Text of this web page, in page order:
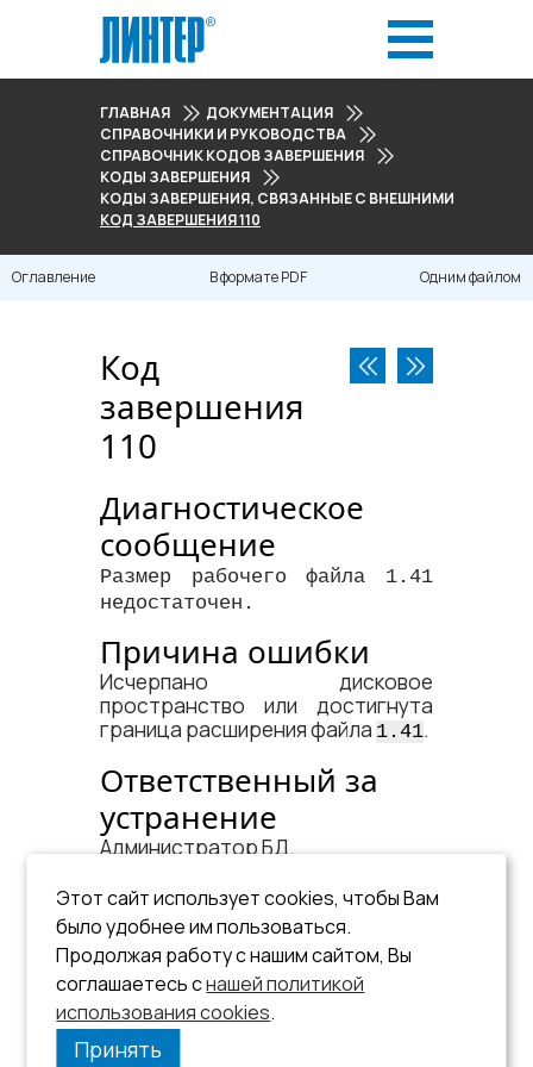
ГЛАВНАЯ
ДОКУМЕНТАЦИЯ
СПРАВОЧНИКИ И РУКОВОДСТВА
СПРАВОЧНИК КОДОВ ЗАВЕРШЕНИЯ
КОДЫ ЗАВЕРШЕНИЯ
КОДЫ ЗАВЕРШЕНИЯ, СВЯЗАННЫЕ С ВНЕШНИМИ
КОД ЗАВЕРШЕНИЯ 110
Оглавление В формате PDF Одним файлом
Код
завершения
110
Диагностическое
сообщение
Размер рабочего файла 1.41
недостаточен.
Причина ошибки
Исчерпано дисковое
пространство или достигнута
граница расширения файла 1.41.
Ответственный за
устранение
Администратор БД.
Рекомендации по
устранению
Проверить наличие свободного
места на диске, где размещен
файл1.41.
Этот сайт использует cookies, чтобы Вам
было удобнее им пользоваться.
Продолжая работу с нашим сайтом, Вы
соглашаетесь снашей политикой
использования cookies.
Принять